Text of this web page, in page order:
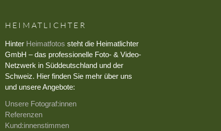
HEIMATLICHTER
Hinter Heimatfotos steht die Heimatlichter
GmbH – das professionelle Foto- & Video-
Netzwerk in Süddeutschland und der
Schweiz. Hier finden Sie mehr über uns
und unsere Angebote:
Unsere Fotograf:innen
Referenzen
Kund:innenstimmen